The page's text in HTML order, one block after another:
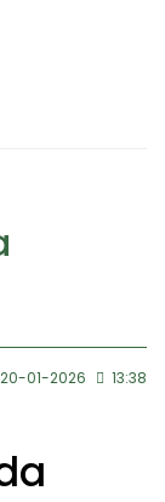
20-01-2026 13:38